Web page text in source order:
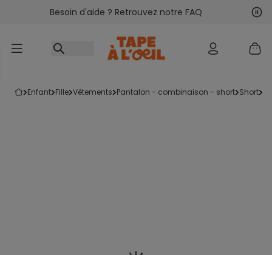
Accéder au contenu
Besoin d'aide ? Retrouvez notre FAQ
enfant fille vêtements pantalon - combinaison - short short